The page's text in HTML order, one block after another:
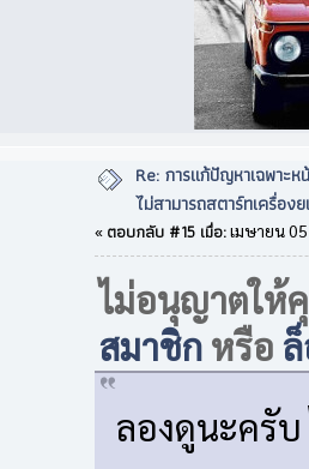
Re: การแก้ปัญหาเฉพาะ
ไม่สามารถสตาร์ทเครื่อง
« ตอบกลับ #15 เมื่อ:เมษายน
ไม่อนุญาตให้
สมาชิก หรือ
ลองดูนะครั